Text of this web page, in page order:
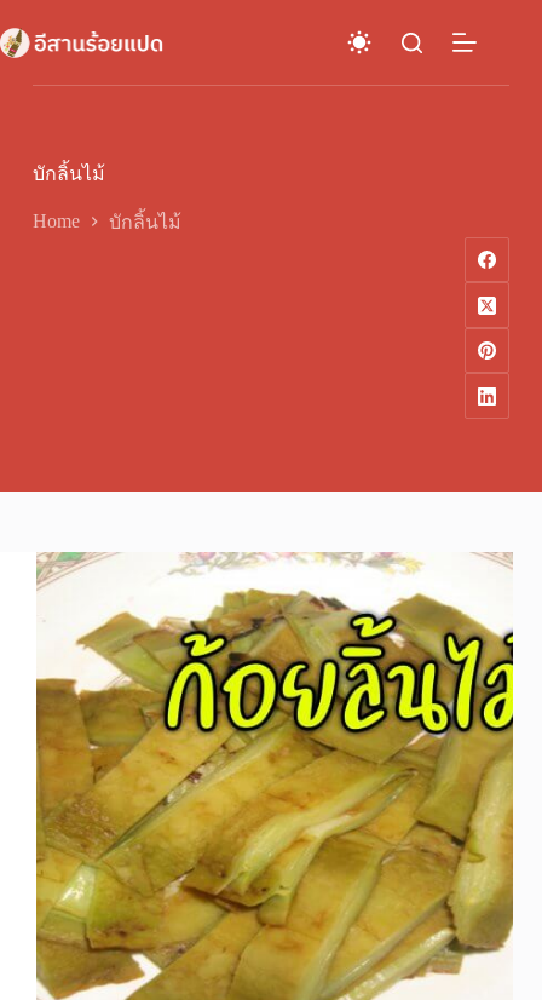
to
content
บักลิ้นไม้
Home บักลิ้นไม้